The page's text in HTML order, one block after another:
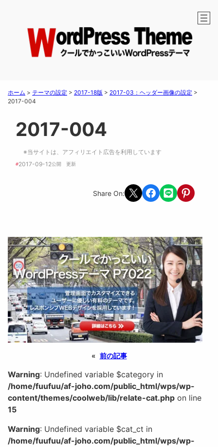
ホーム > テーマの設定 > 2017-18版 > 2017-03：ヘッダー画像の設定 >
2017-004
2017-004
※当サイトは、アフィリエイト広告を利用しています
#2017-09-12公開 更新
Share On: Share on X Share on Facebook
Share on LINEShare on
« 前の記事
Warning: Undefined variable $category in
/home/fuufuu/af-joho.com/public_html/wps/wp-
content/themes/coolweb/lib/relate-cat.php on line
15
Warning: Undefined variable $cat_ct in
/home/fuufuu/af-joho.com/public_html/wps/wp-